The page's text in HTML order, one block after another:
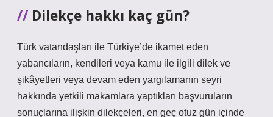
Dilekçe hakkı kaç gün?
Türk vatandaşları ile Türkiye’de ikamet eden
yabancıların, kendileri veya kamu ile ilgili dilek ve
şikâyetleri veya devam eden yargılamanın seyri
hakkında yetkili makamlara yaptıkları başvuruların
sonuçlarına ilişkin dilekçeleri, en geç otuz gün içinde